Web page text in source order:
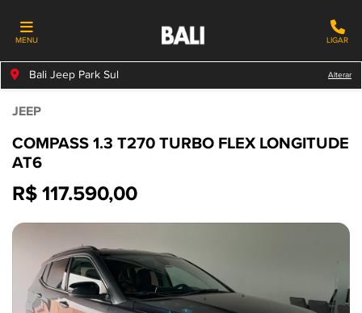
MENU LIGAR
Bali Jeep Park Sul Alterar
JEEP
COMPASS 1.3 T270 TURBO FLEX LONGITUDE
AT6
R$ 117.590,00